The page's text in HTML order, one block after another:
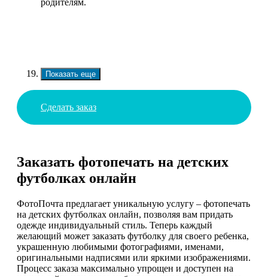
Показать еще
Сделать заказ
Заказать фотопечать на детских
футболках онлайн
ФотоПочта предлагает уникальную услугу – фотопечать
на детских футболках онлайн, позволяя вам придать
одежде индивидуальный стиль. Теперь каждый
желающий может заказать футболку для своего ребенка,
украшенную любимыми фотографиями, именами,
оригинальными надписями или яркими изображениями.
Процесс заказа максимально упрощен и доступен на